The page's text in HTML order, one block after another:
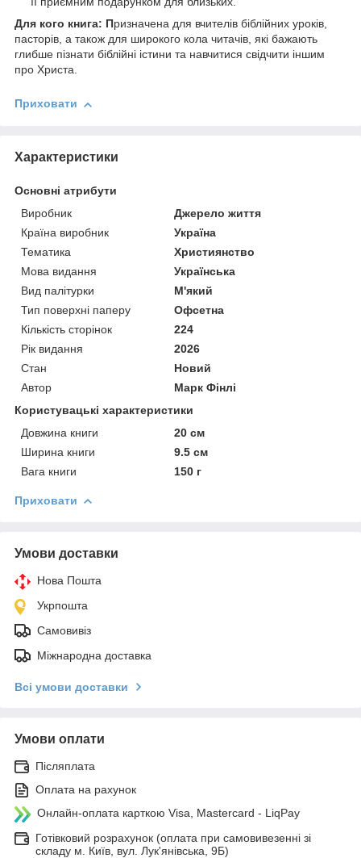
Для кого книга: Призначена для вчителів біблійних уроків,
пасторів, а також для широкого кола читачів, які бажають
глибше пізнати біблійні істини та навчитися свідчити іншим
про Христа.
Приховати
Характеристики
Основні атрибути
Виробник
Джерело життя
Країна виробник
Україна
Тематика
Християнство
Мова видання
Українська
Вид палітурки
М'який
Тип поверхні паперу
Офсетна
Кількість сторінок
224
Рік видання
2026
Стан
Новий
Автор
Марк Фінлі
Користувацькi характеристики
Довжина книги
20 см
Ширина книги
9.5 см
Вага книги
150 г
Приховати
Умови доставки
Нова Пошта
Укрпошта
Самовивіз
Міжнародна доставка
Всі умови доставки
Умови оплати
Післяплата
Оплата на рахунок
Онлайн-оплата карткою Visa, Mastercard - LiqPay
Готівковий розрахунок (оплата при самовивезенні зі
складу м. Київ, вул. Лук'янівська, 9Б)